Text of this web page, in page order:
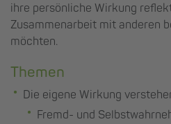
ihre persönliche Wirkung
Zusammenarbeit mit anderen
möchten.
Themen
Die eigene Wirkung
Fremd- und